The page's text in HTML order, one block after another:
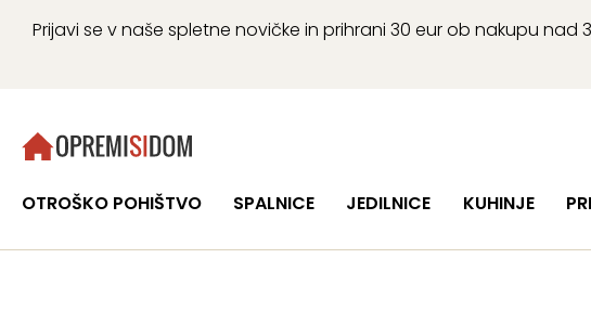
Prijavi se v naše spletne novičke in prihrani 30 eur ob nakupu
OTROŠKO POHIŠTVO SPALNICE JEDILNICE KUHINJE